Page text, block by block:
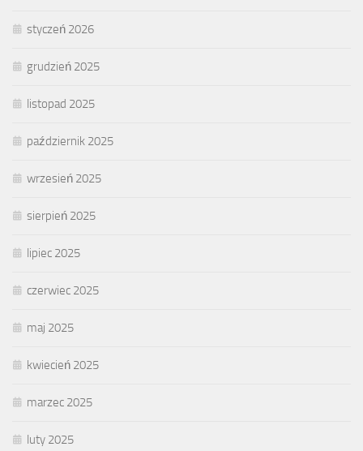
styczeń 2026
grudzień 2025
listopad 2025
październik 2025
wrzesień 2025
sierpień 2025
lipiec 2025
czerwiec 2025
maj 2025
kwiecień 2025
marzec 2025
luty 2025